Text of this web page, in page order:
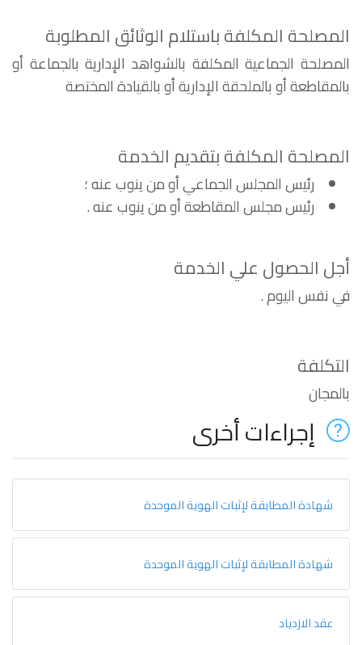
المصلحة المكلفة باستلام الوثائق المطلوبة
المصلحة الجماعية المكلفة بالشواهد الإدارية بالجماعة أو
بالمقاطعة أو بالملحقة الإدارية أو بالقيادة المختصة
المصلحة المكلفة بتقديم الخدمة
رئيس المجلس الجماعي أو من ينوب عنه ؛
رئيس مجلس المقاطعة أو من ينوب عنه .
أجل الحصول علي الخدمة
في نفس اليوم .
التكلفة
بالمجان
إجراءات أخرى
شهادة المطابقة لإثبات الهوية الموحدة
شهادة المطابقة لإثبات الهوية الموحدة
عقد الازدياد